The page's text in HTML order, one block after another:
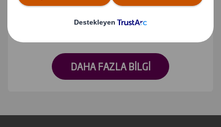
bilgi için iletişime geçin.
DAHA FAZLA BILGI